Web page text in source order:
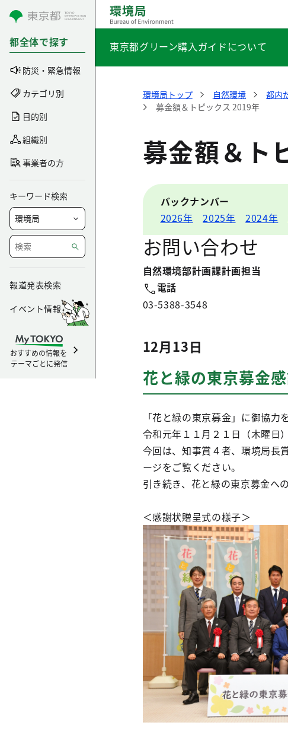
コンテンツにスキップ
都全体で探す
防災・緊急情報
カテゴリ別
目的別
組織別
事業者の方
キーワード検索
報道発表検索
イベント情報
おすすめの情報を
テーマごとに発信
東京都グリーン購入ガイドについて
環境局トップ 自然環境 都内
募金額＆トピックス 2019年
募金額＆ト
バックナンバー
2026年
2025年 2024年
お問い合わせ
自然環境部計画課計画担当
電話
03-5388-3548
12月13日
花と緑の東京募金
「花と緑の東京募金」に御協力
令和元年１１月２１日（木曜日
今回は、知事賞４者、環境局長
ージをご覧ください。
引き続き、花と緑の東京募金へ
＜感謝状贈呈式の様子＞